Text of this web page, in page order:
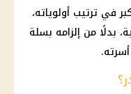
في ترتيب أولوياته،
بدلًا من إلزامه بسلة